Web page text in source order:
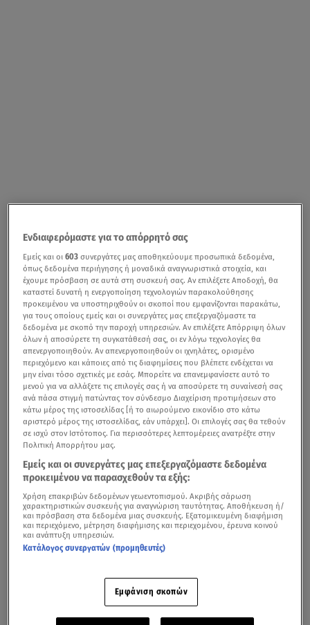
Η συνέντευξη του Στέφανου Κασσελάκη στο κεντρικό δελτίο ειδήσεων
του Star και τη Μάρα Ζαχαρέα
Tην πρώτη του τηλεοπτική συνέντευξη παραχώρησε ο
Στέφανος Κασσελάκης, μετά την απόφαση της
Κεντρικής Επιτροπής τουΣΥΡΙΖΑνα τον εξαιρέσει από
τη διαδικασία εκλογής αρχηγού, στο
ειδήσεων του Starκαι τηΜάρα Ζαχαρέα
Ξεκινώντας τη συνέντευξη ο κ. Κασσελάκης διευκρίνισε
σχετικά με τις καταγγελίες ότι υποστηρικτές του
εξαπέλυσαν φραστικές επιθέσεις κατά δημοσιογράφων
Ενδιαφερόμαστε για το απόρρητό σας
Εμείς και οι603 συνεργάτες μας αποθηκεύουμε προσωπικά δεδομένα,
όπως δεδομένα περιήγησης ή μοναδικά αναγνωριστικά στοιχεία, και
έχουμε πρόσβαση σε αυτά στη συσκευή σας. Αν επιλέξετε Αποδοχή, θα
καταστεί δυνατή η ενεργοποίηση τεχνολογιών παρακολούθησης
προκειμένου να υποστηριχθούν οι σκοποί που εμφανίζονται παρακάτω,
για τους οποίους εμείς και οι συνεργάτες μας επεξεργαζόμαστε τα
δεδομένα με σκοπό την παροχή υπηρεσιών. Αν επιλέξετε Απόρριψη όλων
όλων ή αποσύρετε τη συγκατάθεσή σας, οι εν λόγω τεχνολογίες θα
απενεργοποιηθούν. Αν απενεργοποιηθούν οι ιχνηλάτες, ορισμένο
περιεχόμενο και κάποιες από τις διαφημίσεις που βλέπετε ενδέχεται να
μην είναι τόσο σχετικές με εσάς. Μπορείτε να επανεμφανίσετε αυτό το
μενού για να αλλάξετε τις επιλογές σας ή να αποσύρετε τη συναίνεσή σας
ανά πάσα στιγμή πατώντας τον σύνδεσμο Διαχείριση προτιμήσεων στο
κάτω μέρος της ιστοσελίδας [ή το αιωρούμενο εικονίδιο στο κάτω
αριστερό μέρος της ιστοσελίδας, εάν υπάρχει]. Οι επιλογές σας θα τεθούν
σε ισχύ στον Ιστότοπος. Για περισσότερες λεπτομέρειες ανατρέξτε στην
Πολιτική Απορρήτου μας.
Εμείς και οι συνεργάτες μας επεξεργαζόμαστε δεδομένα
προκειμένου να παρασχεθούν τα εξής:
Χρήση επακριβών δεδομένων γεωεντοπισμού. Ακριβής σάρωση
χαρακτηριστικών συσκευής για αναγνώριση ταυτότητας. Αποθήκευση ή/
και πρόσβαση στα δεδομένα μιας συσκευής. Εξατομικευμένη διαφήμιση
και περιεχόμενο, μέτρηση διαφήμισης και περιεχομένου, έρευνα κοινού
και ανάπτυξη υπηρεσιών.
Κατάλογος συνεργατών (προμηθευτές)
Εμφάνιση σκοπών